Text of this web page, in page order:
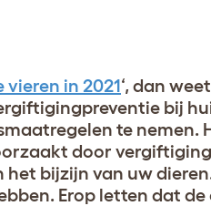
in 2021‘, dan
bij
te nemen.
door
bijzijn van uw
Erop letten dat